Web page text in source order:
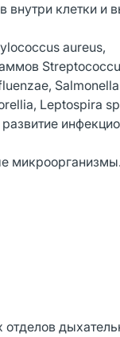
внутри клетки и
aureus,
Leptospira